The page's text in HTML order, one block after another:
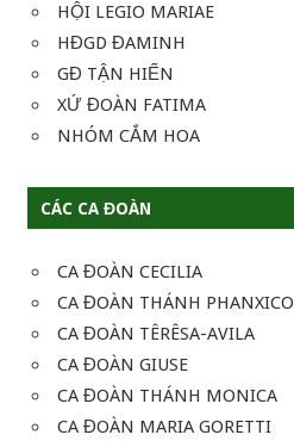
HỘI LEGIO MARIAE
HĐGD ĐAMINH
GĐ TẬN HIẾN
XỨ ĐOÀN FATIMA
NHÓM CẮM HOA
CÁC CA ĐOÀN
CA ĐOÀN CECILIA
CA ĐOÀN THÁNH PHANXICO
CA ĐOÀN TÊRÊSA-AVILA
CA ĐOÀN GIUSE
CA ĐOÀN THÁNH MONICA
CA ĐOÀN MARIA GORETTI